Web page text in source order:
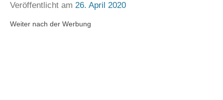
Veröffentlicht am 26. April 2020
Weiter nach der Werbung